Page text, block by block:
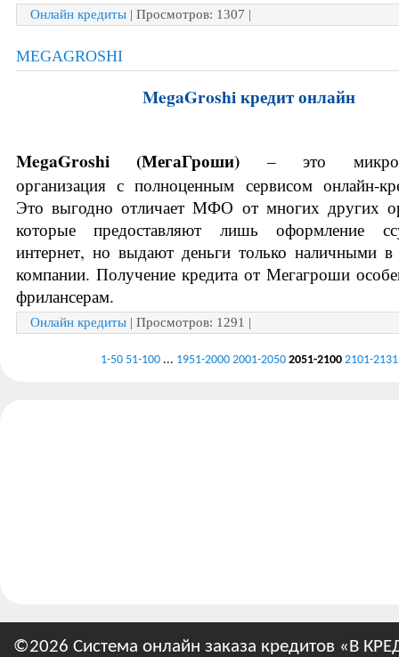
Онлайн кредиты | Просмотров: 1307 |
MEGAGROSHI
MegaGroshi кредит онлайн
MegaGroshi (МегаГроши) – это
организация с полноценным сервисом онлайн-
Это выгодно отличает МФО от многих других
которые предоставляют лишь оформление
интернет, но выдают деньги только наличными в
компании. Получение кредита от Мегагроши
фрилансерам.
Онлайн кредиты | Просмотров: 1291 |
1-50 51-100 ... 1951-2000 2001-2050 2051-2100 2101-2131
©2026 Система онлайн заказа кредитов «В